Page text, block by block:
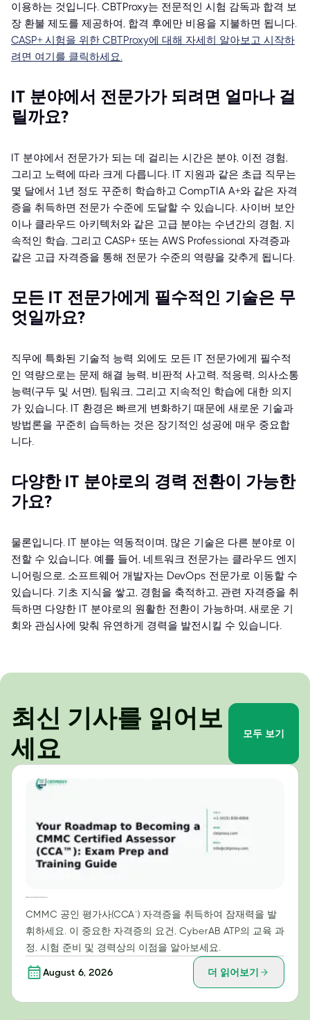
이용하는 것입니다. CBTProxy는 전문적인 시험 감독과 합격 보
장 환불 제도를 제공하여, 합격 후에만 비용을 지불하면 됩니다.
CASP+ 시험을 위한 CBTProxy에 대해 자세히 알아보고 시작하
려면 여기를 클릭하세요.
IT 분야에서 전문가가 되려면 얼마나 걸
릴까요?
IT 분야에서 전문가가 되는 데 걸리는 시간은 분야, 이전 경험,
그리고 노력에 따라 크게 다릅니다. IT 지원과 같은 초급 직무는
몇 달에서 1년 정도 꾸준히 학습하고 CompTIA A+와 같은 자격
증을 취득하면 전문가 수준에 도달할 수 있습니다. 사이버 보안
이나 클라우드 아키텍처와 같은 고급 분야는 수년간의 경험, 지
속적인 학습, 그리고 CASP+ 또는 AWS Professional 자격증과
같은 고급 자격증을 통해 전문가 수준의 역량을 갖추게 됩니다.
모든 IT 전문가에게 필수적인 기술은 무
엇일까요?
직무에 특화된 기술적 능력 외에도 모든 IT 전문가에게 필수적
인 역량으로는 문제 해결 능력, 비판적 사고력, 적응력, 의사소통
능력(구두 및 서면), 팀워크, 그리고 지속적인 학습에 대한 의지
가 있습니다. IT 환경은 빠르게 변화하기 때문에 새로운 기술과
방법론을 꾸준히 습득하는 것은 장기적인 성공에 매우 중요합
니다.
다양한 IT 분야로의 경력 전환이 가능한
가요?
물론입니다. IT 분야는 역동적이며, 많은 기술은 다른 분야로 이
전할 수 있습니다. 예를 들어, 네트워크 전문가는 클라우드 엔지
니어링으로, 소프트웨어 개발자는 DevOps 전문가로 이동할 수
있습니다. 기초 지식을 쌓고, 경험을 축적하고, 관련 자격증을 취
득하면 다양한 IT 분야로의 원활한 전환이 가능하며, 새로운 기
회와 관심사에 맞춰 유연하게 경력을 발전시킬 수 있습니다.
최신 기사를 읽어보
세요
모두 보기
CMMC 공인 평가사(CCA™) 자격증을 취득하여 잠재력을 발
휘하세요. 이 중요한 자격증의 요건, CyberAB ATP의 교육 과
정, 시험 준비 및 경력상의 이점을 알아보세요.
August 6, 2026 더 읽어보기